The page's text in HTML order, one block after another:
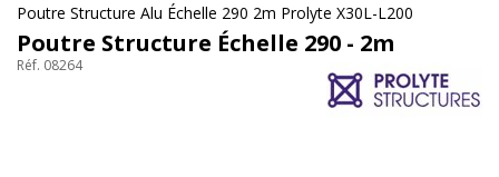
Poutre Structure Alu Échelle 290 2m Prolyte X30L-L200
Poutre Structure Échelle 290 - 2m
Réf. 08264